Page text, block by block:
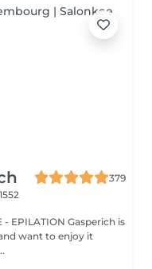
379
- EPILATION Gasperich is
want to enjoy it